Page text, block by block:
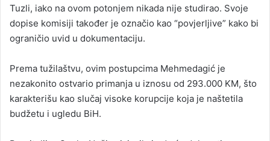
Tuzli, iako na ovom potonjem nikada nije studirao. Svoje
dopise komisiji također je označio kao “povjerljive” kako bi
ograničio uvid u dokumentaciju.
Prema tužilaštvu, ovim postupcima Mehmedagić je
nezakonito ostvario primanja u iznosu od 293.000 KM, što
karakterišu kao slučaj visoke korupcije koja je naštetila
budžetu i ugledu BiH.